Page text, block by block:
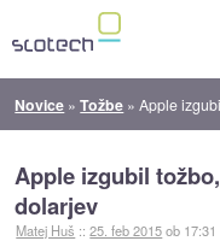
Novice »Tožbe »Apple
Apple izgubil
dolarjev
Matej Huš ::25. feb 2015ob 17:31